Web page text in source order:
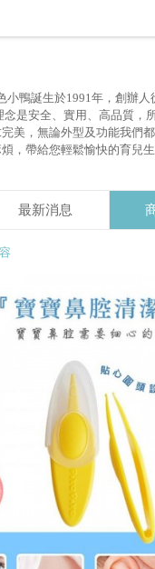
鴨誕生於1991年，創辦人
是安全、實用、高品質，
美，無論外型及功能我們
，帶給您輕鬆愉快的育兒生
最新消息